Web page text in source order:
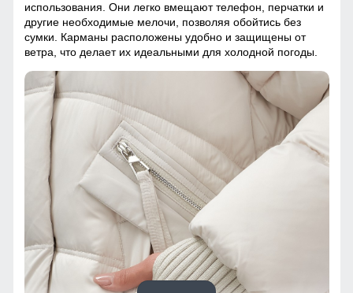
использования. Они легко вмещают телефон, перчатки и
другие необходимые мелочи, позволяя обойтись без
сумки. Карманы расположены удобно и защищены от
ветра, что делает их идеальными для холодной погоды.